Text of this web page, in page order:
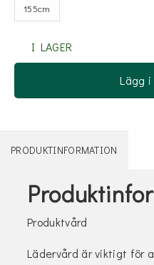
155cm
I LAGER
Lägg i
PRODUKTINFORMATION
Produktvård
Lädervård är viktigt för